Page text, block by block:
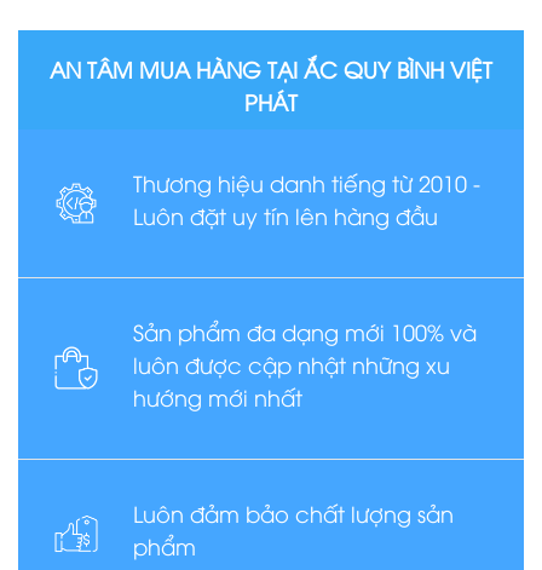
AN TÂM MUA HÀNG TẠI ẮC QUY BÌNH VIỆT
PHÁT
Thương hiệu danh tiếng từ 2010 -
Luôn đặt uy tín lên hàng đầu
Sản phẩm đa dạng mới 100% và
luôn được cập nhật những xu
hướng mới nhất
Luôn đảm bảo chất lượng sản
phẩm